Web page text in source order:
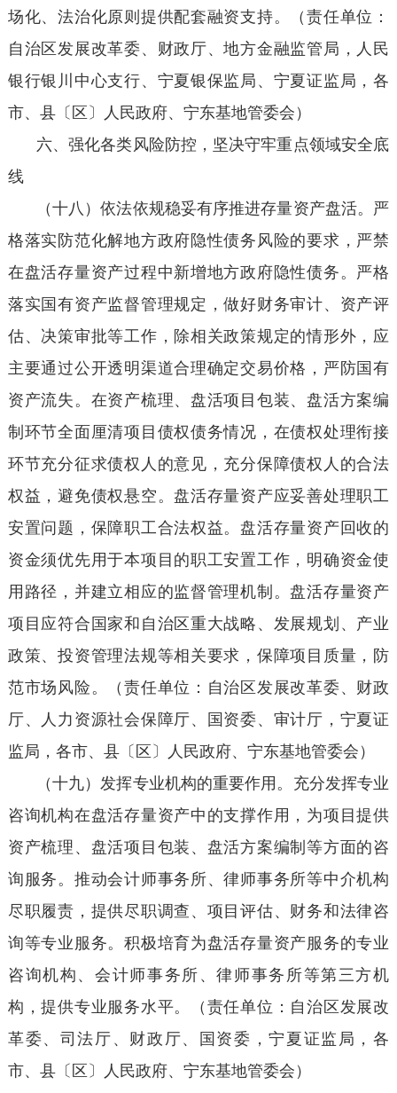
场化、法治化原则提供配套融资支持。（责任单位：
自治区发展改革委、财政厅、地方金融监管局，人民
银行银川中心支行、宁夏银保监局、宁夏证监局，各
市、县〔区〕人民政府、宁东基地管委会）
六、强化各类风险防控，坚决守牢重点领域安全底
线
（十八）依法依规稳妥有序推进存量资产盘活。严
格落实防范化解地方政府隐性债务风险的要求，严禁
在盘活存量资产过程中新增地方政府隐性债务。严格
落实国有资产监督管理规定，做好财务审计、资产评
估、决策审批等工作，除相关政策规定的情形外，应
主要通过公开透明渠道合理确定交易价格，严防国有
资产流失。在资产梳理、盘活项目包装、盘活方案编
制环节全面厘清项目债权债务情况，在债权处理衔接
环节充分征求债权人的意见，充分保障债权人的合法
权益，避免债权悬空。盘活存量资产应妥善处理职工
安置问题，保障职工合法权益。盘活存量资产回收的
资金须优先用于本项目的职工安置工作，明确资金使
用路径，并建立相应的监督管理机制。盘活存量资产
项目应符合国家和自治区重大战略、发展规划、产业
政策、投资管理法规等相关要求，保障项目质量，防
范市场风险。（责任单位：自治区发展改革委、财政
厅、人力资源社会保障厅、国资委、审计厅，宁夏证
监局，各市、县〔区〕人民政府、宁东基地管委会）
（十九）发挥专业机构的重要作用。充分发挥专业
咨询机构在盘活存量资产中的支撑作用，为项目提供
资产梳理、盘活项目包装、盘活方案编制等方面的咨
询服务。推动会计师事务所、律师事务所等中介机构
尽职履责，提供尽职调查、项目评估、财务和法律咨
询等专业服务。积极培育为盘活存量资产服务的专业
咨询机构、会计师事务所、律师事务所等第三方机
构，提供专业服务水平。（责任单位：自治区发展改
革委、司法厅、财政厅、国资委，宁夏证监局，各
市、县〔区〕人民政府、宁东基地管委会）